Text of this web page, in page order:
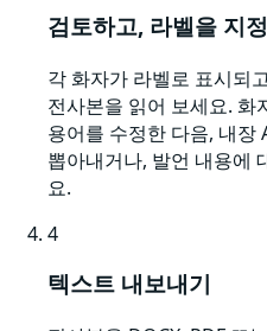
검토하고, 라벨을 지
각 화자가 라벨로 표시되
전사본을 읽어 보세요. 화
용어를 수정한 다음, 내장
뽑아내거나, 발언 내용에
요.
4
텍스트 내보내기